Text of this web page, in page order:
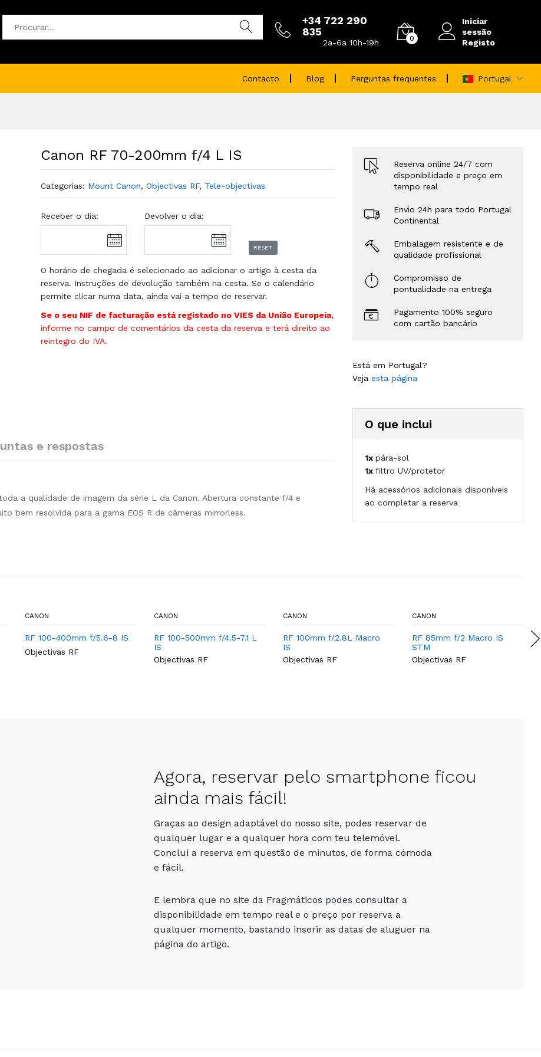
+34 722 290
835
2a-6a 10h-19h 0
Iniciar
sessão
Registo
Contacto Blog Perguntas frequentes Portugal
Canon RF 70-200mm f/4 L IS
Categorias: Mount Canon, Objectivas RF, Tele-objectivas
Receber o dia: Devolver o dia:
RESET
O horário de chegada é selecionado ao adicionar o artigo à cesta da
reserva. Instruções de devolução também na cesta. Se o calendário
permite clicar numa data, ainda vai a tempo de reservar.
Se o seu NIF de facturação está registado no VIES da União Europeia,
informe no campo de comentários da cesta da reserva e terá direito ao
reintegro do IVA.
e respostas
a qualidade de imagem da série L da Canon. Abertura constante f/4 e
bem resolvida para a gama EOS R de câmeras mirrorless.
Reserva online 24/7 com
disponibilidade e preço em
tempo real
Envio 24h para todo Portugal
Continental
Embalagem resistente e de
qualidade profissional
Compromisso de
pontualidade na entrega
Pagamento 100% seguro
com cartão bancário
Está em Portugal?
Veja esta página
O que inclui
1x pára-sol
1x filtro UV/protetor
Há acessórios adicionais disponíveis
ao completar a reserva
CANON
RF 100-400mm f/5.6-8 IS
Objectivas RF
CANON
RF 100-500mm f/4.5-7.1 L
IS
Objectivas RF
CANON
RF 100mm f/2.8L Macro
IS
Objectivas RF
CANON
RF 85mm f/2 Macro IS
STM
Objectivas RF
Agora, reservar pelo smartphone ficou
ainda mais fácil!
Graças ao design adaptável do nosso site, podes reservar de
qualquer lugar e a qualquer hora com teu telemóvel.
Conclui a reserva em questão de minutos, de forma cómoda
e fácil.
E lembra que no site da Fragmáticos podes consultar a
disponibilidade em tempo real e o preço por reserva a
qualquer momento, bastando inserir as datas de aluguer na
página do artigo.